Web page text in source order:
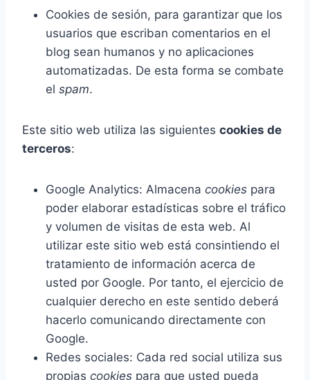
Cookies de sesión, para garantizar que los
usuarios que escriban comentarios en el
blog sean humanos y no aplicaciones
automatizadas. De esta forma se combate
el spam.
Este sitio web utiliza las siguientes cookies de
terceros:
Google Analytics: Almacena cookies para
poder elaborar estadísticas sobre el tráfico
y volumen de visitas de esta web. Al
utilizar este sitio web está consintiendo el
tratamiento de información acerca de
usted por Google. Por tanto, el ejercicio de
cualquier derecho en este sentido deberá
hacerlo comunicando directamente con
Google.
Redes sociales: Cada red social utiliza sus
propias cookies para que usted pueda